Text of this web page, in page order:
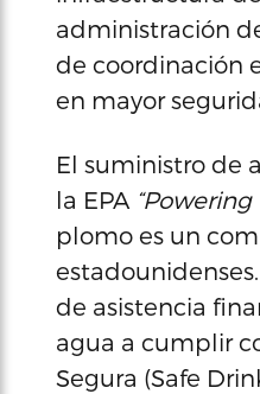
administración
de coordinación
en mayor
El suministro de
la EPA
plomo es un
de asistencia
agua a cumplir
Segura (Safe